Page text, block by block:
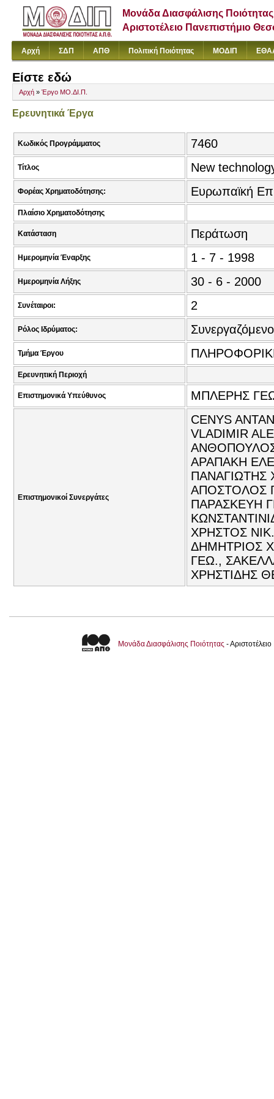
Μονάδα Διασφάλισης Ποιότητας
Αριστοτέλειο Πανεπιστήμιο
Αρχή ΣΔΠ ΑΠΘ Πολιτική Ποιότητας ΜΟΔΙΠ
Είστε εδώ
Αρχή » Έργο ΜΟ.ΔΙ.Π.
Ερευνητικά Έργα
Κωδικός Προγράμματος 7460
Τίτλος New
Φορέας Χρηματοδότησης: Ευρωπαϊκή
Πλαίσιο Χρηματοδότησης
Κατάσταση Περάτωση
Ημερομηνία Έναρξης 1 - 7 - 1998
Ημερομηνία Λήξης 30 - 6 - 2000
Συνέταιροι: 2
Ρόλος Ιδρύματος:
Τμήμα Έργου
Ερευνητική Περιοχή
Επιστημονικά Υπεύθυνος ΜΠΛΕΡΗΣ
Επιστημονικοί Συνεργάτες
CENYS
VLADIMIR
ΑΡΑΠΑΚΗ
ΠΑΝΑΓΙΩΤΗΣ
ΑΠΟΣΤΟΛΟΣ
ΠΑΡΑΣΚΕΥΗ
ΧΡΗΣΤΟΣ
ΔΗΜΗΤΡΙΟΣ
ΓΕΩ.,
ΧΡΗΣΤΙΔΗΣ
Μονάδα Διασφάλισης Ποιότητας -